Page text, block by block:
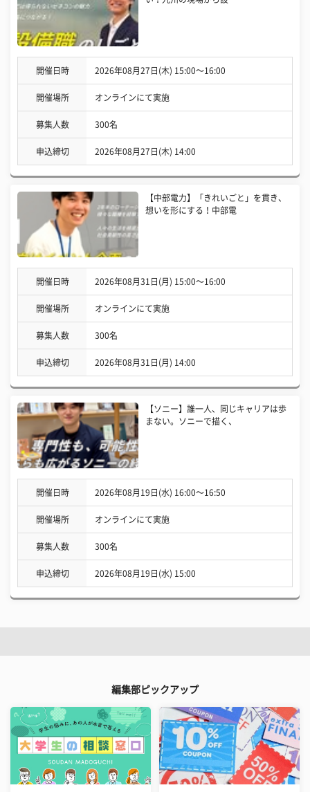
開催日時 2026年08月27日(木) 15:00〜16:00
開催場所 オンラインにて実施
募集人数 300名
申込締切 2026年08月27日(木) 14:00
【中部電力】「きれいごと」を貫き、
想いを形にする！中部電
開催日時 2026年08月31日(月) 15:00〜16:00
開催場所 オンラインにて実施
募集人数 300名
申込締切 2026年08月31日(月) 14:00
【ソニー】誰一人、同じキャリアは歩
まない。ソニーで描く、
開催日時 2026年08月19日(水) 16:00〜16:50
開催場所 オンラインにて実施
募集人数 300名
申込締切 2026年08月19日(水) 15:00
編集部ピックアップ